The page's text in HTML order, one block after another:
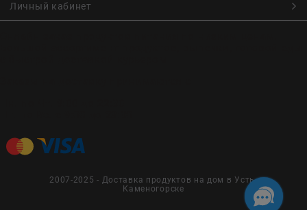
Личный кабинет
2007-2025 - Доставка продуктов на дом в Усть-
Каменогорске